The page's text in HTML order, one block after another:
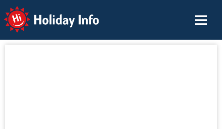
Holiday Info